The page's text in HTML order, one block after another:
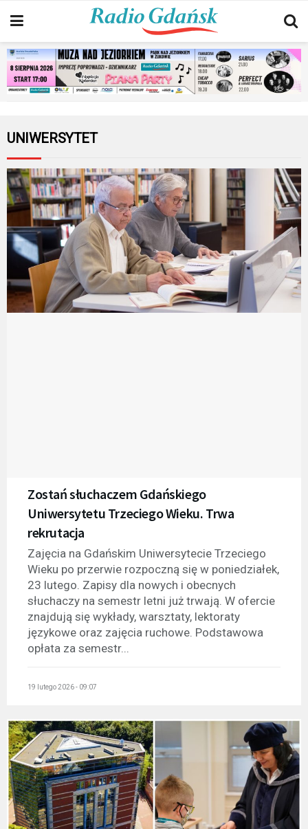
UNIWERSYTET
Zostań słuchaczem Gdańskiego
Uniwersytetu Trzeciego Wieku. Trwa
rekrutacja
Zajęcia na Gdańskim Uniwersytecie Trzeciego
Wieku po przerwie rozpoczną się w poniedziałek,
23 lutego. Zapisy dla nowych i obecnych
słuchaczy na semestr letni już trwają. W ofercie
znajdują się wykłady, warsztaty, lektoraty
językowe oraz zajęcia ruchowe. Podstawowa
opłata za semestr...
19 lutego 2026 - 09:07